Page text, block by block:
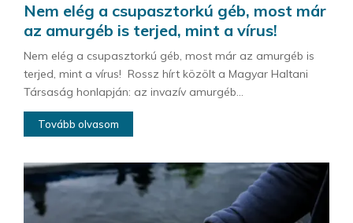
Nem elég a csupasztorkú géb, most már
az amurgéb is terjed, mint a vírus!
Nem elég a csupasztorkú géb, most már az amurgéb is
terjed, mint a vírus! Rossz hírt közölt a Magyar Haltani
Társaság honlapján: az invazív amurgéb...
Tovább olvasom